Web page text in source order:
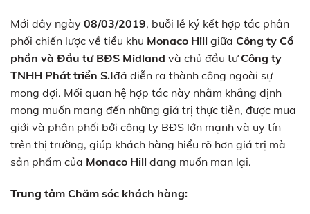
Mới đây ngày 08/03/2019, buỗi lễ ký kết hợp tác phân
phối chiến lược về tiểu khu Monaco Hill giữa Công ty Cổ
phần và Đầu tư BĐS Midland và chủ đầu tư Công ty
TNHH Phát triển S.Iđã diễn ra thành công ngoài sự
mong đợi. Mối quan hệ hợp tác này nhằm khẳng định
mong muốn mang đến những giá trị thực tiễn, được mua
giới và phân phối bởi công ty BĐS lớn mạnh và uy tín
trên thị trường, giúp khách hàng hiểu rõ hơn giá trị mà
sản phẩm của Monaco Hill đang muốn man lại.
Trung tâm Chăm sóc khách hàng: